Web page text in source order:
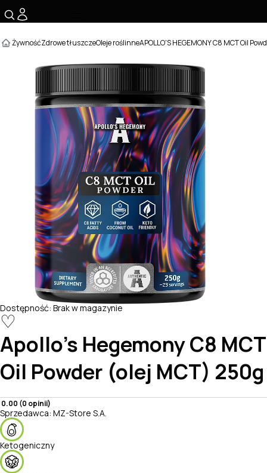
ŻywnośćZdrowe tłuszczeOleje roślinneAPOLLO'S HEGEMONY C8 MCT Oil
Dostępność: Brak w magazynie
♡
Apollo's Hegemony C8 MCT
Oil Powder (olej MCT) 250g
0.00 (0 opinii)
Sprzedawca: MZ-Store S.A.
Ketogeniczny